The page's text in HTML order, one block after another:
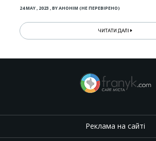
24 MAY , 2023 ,BYАНОНІМ (НЕ ПЕРЕВІРЕНО)
ЧИТАТИ ДАЛІ
Реклама на сайті